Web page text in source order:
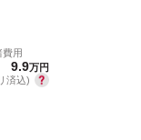
費用
9.9万円
済込)